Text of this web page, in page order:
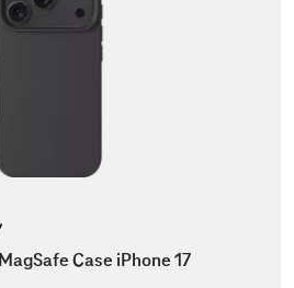
Case iPhone 17